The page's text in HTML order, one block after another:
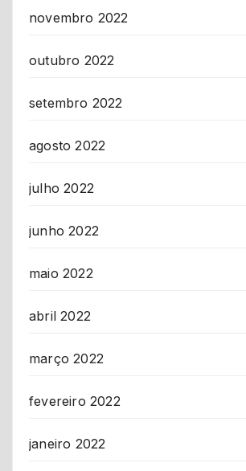
novembro 2022
outubro 2022
setembro 2022
agosto 2022
julho 2022
junho 2022
maio 2022
abril 2022
março 2022
fevereiro 2022
janeiro 2022